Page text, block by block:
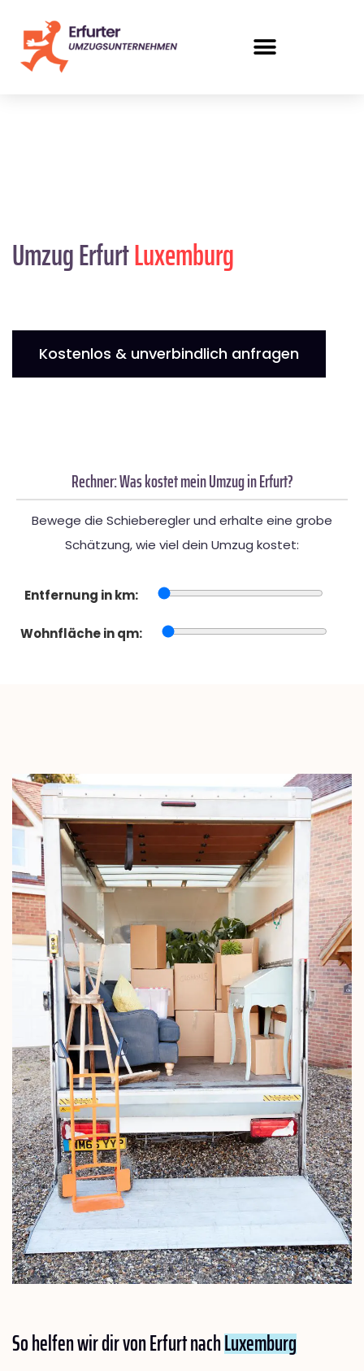
Umzug ErfurtLuxemburg
Kostenlos & unverbindlich anfragen
Rechner: Was kostet mein Umzug in Erfurt?
Bewege die Schieberegler und erhalte eine grobe
Schätzung, wie viel dein Umzug kostet:
Entfernung in km:
Wohnfläche in qm:
So helfen wir dir von Erfurt nachLuxemburg